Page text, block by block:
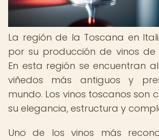
La región de la Toscana en
por su producción de vinos
En esta región se encuentran
viñedos más antiguos y
mundo. Los vinos toscanos son
su elegancia, estructura y
Uno de los vinos más